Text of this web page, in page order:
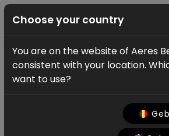
Service
Comment
nous aider?
Choose your country
You are on the website of Aeres
consistent with your location.
want to use?